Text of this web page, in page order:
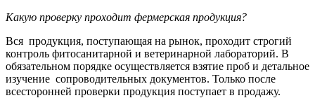
Какую проверку проходит фермерская продукция?
Вся продукция, поступающая на рынок, проходит строгий
контроль фитосанитарной и ветеринарной лабораторий. В
обязательном порядке осуществляется взятие проб и детальное
изучение сопроводительных документов. Только после
всесторонней проверки продукция поступает в продажу.